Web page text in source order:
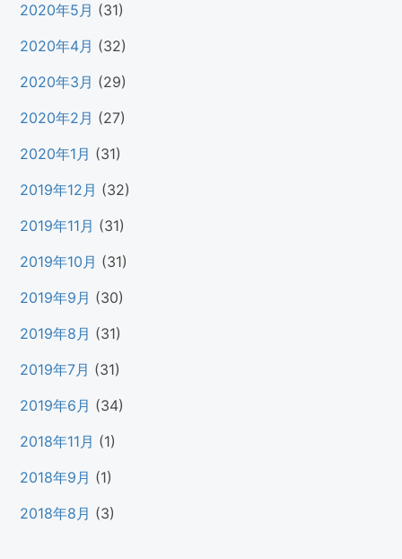
2020年5月 (31)
2020年4月 (32)
2020年3月 (29)
2020年2月 (27)
2020年1月 (31)
2019年12月 (32)
2019年11月 (31)
2019年10月 (31)
2019年9月 (30)
2019年8月 (31)
2019年7月 (31)
2019年6月 (34)
2018年11月 (1)
2018年9月 (1)
2018年8月 (3)